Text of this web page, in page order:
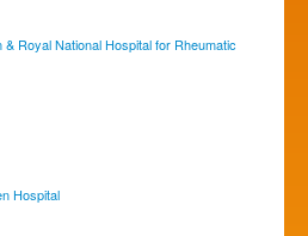
Royal National Hospital for Rheumatic
Hospital